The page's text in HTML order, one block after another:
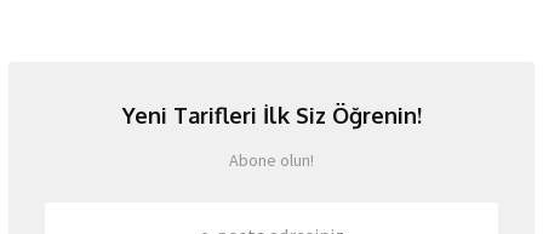
Yeni Tarifleri İlk Siz Öğrenin!
Abone olun!